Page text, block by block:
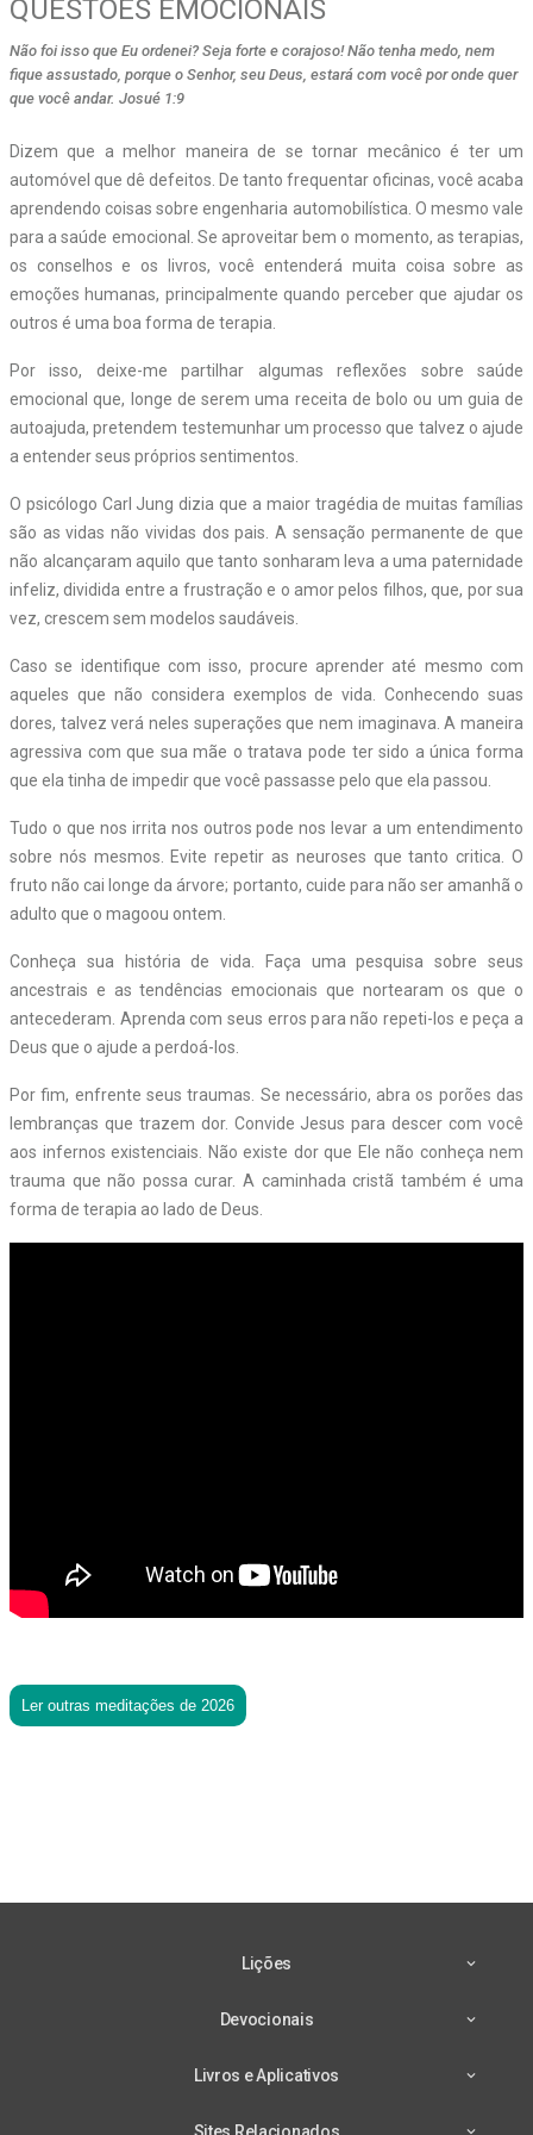
QUESTÕES EMOCIONAIS
Não foi isso que Eu ordenei? Seja forte e corajoso! Não tenha medo, nem
fique assustado, porque o Senhor, seu Deus, estará com você por onde quer
que você andar. Josué 1:9
Dizem que a melhor maneira de se tornar mecânico é ter um
automóvel que dê defeitos. De tanto frequentar oficinas, você acaba
aprendendo coisas sobre engenharia automobilística. O mesmo vale
para a saúde emocional. Se aproveitar bem o momento, as terapias,
os conselhos e os livros, você entenderá muita coisa sobre as
emoções humanas, principalmente quando perceber que ajudar os
outros é uma boa forma de terapia.
Por isso, deixe-me partilhar algumas reflexões sobre saúde
emocional que, longe de serem uma receita de bolo ou um guia de
autoajuda, pretendem testemunhar um processo que talvez o ajude
a entender seus próprios sentimentos.
O psicólogo Carl Jung dizia que a maior tragédia de muitas famílias
são as vidas não vividas dos pais. A sensação permanente de que
não alcançaram aquilo que tanto sonharam leva a uma paternidade
infeliz, dividida entre a frustração e o amor pelos filhos, que, por sua
vez, crescem sem modelos saudáveis.
Caso se identifique com isso, procure aprender até mesmo com
aqueles que não considera exemplos de vida. Conhecendo suas
dores, talvez verá neles superações que nem imaginava. A maneira
agressiva com que sua mãe o tratava pode ter sido a única forma
que ela tinha de impedir que você passasse pelo que ela passou.
Tudo o que nos irrita nos outros pode nos levar a um entendimento
sobre nós mesmos. Evite repetir as neuroses que tanto critica. O
fruto não cai longe da árvore; portanto, cuide para não ser amanhã o
adulto que o magoou ontem.
Conheça sua história de vida. Faça uma pesquisa sobre seus
ancestrais e as tendências emocionais que nortearam os que o
antecederam. Aprenda com seus erros para não repeti-los e peça a
Deus que o ajude a perdoá-los.
Por fim, enfrente seus traumas. Se necessário, abra os porões das
lembranças que trazem dor. Convide Jesus para descer com você
aos infernos existenciais. Não existe dor que Ele não conheça nem
trauma que não possa curar. A caminhada cristã também é uma
forma de terapia ao lado de Deus.
Ler outras meditações de 2026
Lições
Devocionais
Livros e Aplicativos
Sites Relacionados